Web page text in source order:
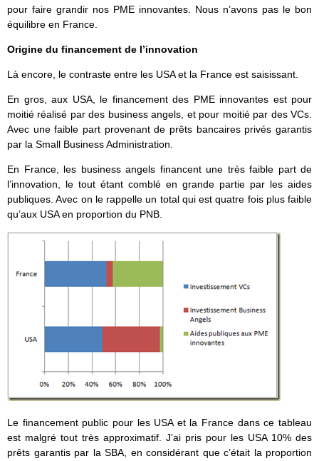
pour faire grandir nos PME innovantes. Nous n’avons pas le bon
équilibre en France.
Origine du financement de l’innovation
Là encore, le contraste entre les USA et la France est saisissant.
En gros, aux USA, le financement des PME innovantes est pour
moitié réalisé par des business angels, et pour moitié par des VCs.
Avec une faible part provenant de prêts bancaires privés garantis
par la Small Business Administration.
En France, les business angels financent une très faible part de
l’innovation, le tout étant comblé en grande partie par les aides
publiques. Avec on le rappelle un total qui est quatre fois plus faible
qu’aux USA en proportion du PNB.
Le financement public pour les USA et la France dans ce tableau
est malgré tout très approximatif. J’ai pris pour les USA 10% des
prêts garantis par la SBA, en considérant que c’était la proportion